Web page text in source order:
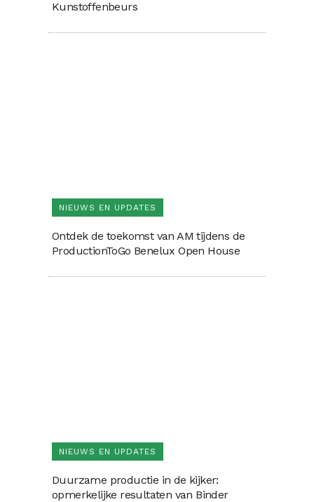
Kunstoffenbeurs
NIEUWS EN UPDATES
Ontdek de toekomst van AM tijdens de
ProductionToGo Benelux Open House
NIEUWS EN UPDATES
Duurzame productie in de kijker:
opmerkelijke resultaten van Binder